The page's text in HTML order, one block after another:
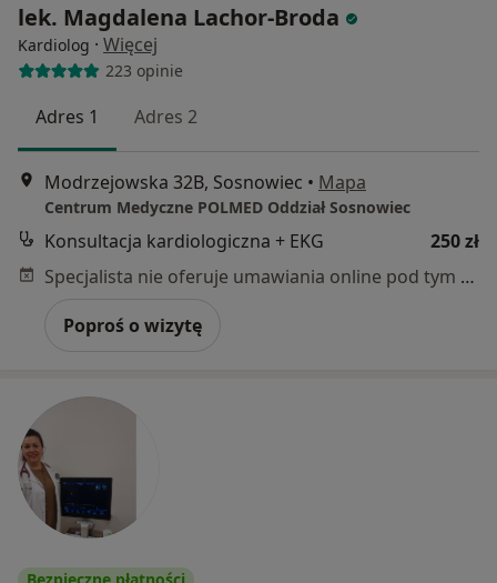
lek. Magdalena Lachor-Broda
Kardiolog · Więcej
223 opinie
Adres 1 Adres 2
Modrzejowska 32B, Sosnowiec • Mapa
Centrum Medyczne POLMED Oddział Sosnowiec
Konsultacja kardiologiczna + EKG
250 zł
Specjalista nie oferuje umawiania online pod tym adresem.
Poproś o wizytę